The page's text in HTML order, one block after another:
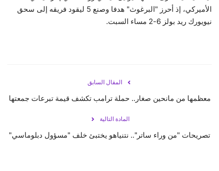
الأميركي، إذ أحرز "البرغوث" هدفا وصنع 5 ليقود فريقه إلى سحق
نيويورك ريد بولز 6-2 مساء السبت.
المقال السابق
معظمها من مانحين صغار.. حملة ترامب تكشف قيمة تبرعات جمعتها
المادة التالية
تصريحات "من وراء ساتر".. نتنياهو يختبئ خلف "مسؤول دبلوماسي"